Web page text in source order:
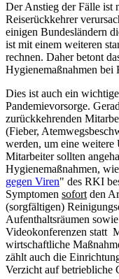
Der Anstieg der Fälle ist
Reiserückkehrer
einigen Bundesländern
ist mit einem weiteren
rechnen. Daher betont
Hygienemaßnahmen bei
Dies ist auch ein
Pandemievorsorge.
zurückkehrenden
(Fieber,
werden, um eine
Mitarbeiter sollten
Hygienemaßnahmen,
gegen Viren" des RKI
Symptomen sofort den
(sorgfältigen)
Aufenthaltsräumen
Videokonferenzen statt
wirtschaftliche
zählt auch die
Verzicht auf betriebliche